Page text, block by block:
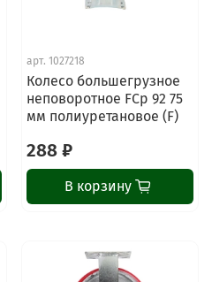
арт. 1027218
Колесо большегрузное
неповоротное FCp 92 75
мм полиуретановое (F)
288 ₽
В корзину